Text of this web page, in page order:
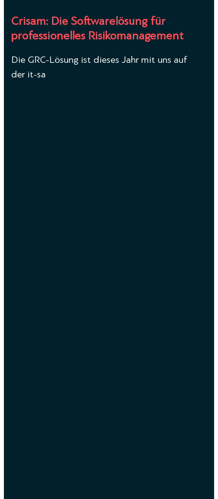
Crisam: Die Softwarelösung für
professionelles Risikomanagement
Die GRC-Lösung ist dieses Jahr mit uns auf
der it-sa